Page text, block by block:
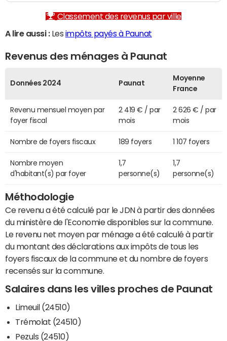
Classement des revenus par ville
A lire aussi :Les impôts payés à Paunat
Revenus des ménages à Paunat
Données 2024 Paunat
Moyenne
France
Revenu mensuel moyen par
foyer fiscal
2 419 € / par
mois
2 626 € / par
mois
Nombre de foyers fiscaux 189 foyers 1 107 foyers
Nombre moyen
d'habitant(s) par foyer
1,7
personne(s)
1,7
personne(s)
Méthodologie
Ce revenu a été calculé par le JDN à partir des données
du ministère de l'Economie disponibles sur la commune.
Le revenu net moyen par ménage a été calculé à partir
du montant des déclarations aux impôts de tous les
foyers fiscaux de la commune et du nombre de foyers
recensés sur la commune.
Salaires dans les villes proches de Paunat
Limeuil (24510)
Trémolat (24510)
Pezuls (24510)